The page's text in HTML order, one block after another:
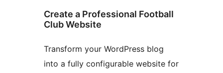
Create a Professional Football
Club Website
Transform your WordPress blog
into a fully configurable website for